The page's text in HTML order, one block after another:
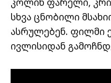
სხვა ცნობილი
ასრულებენ. ფილმი
ივლისიდან